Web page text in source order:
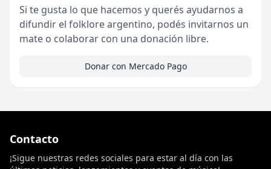
Si te gusta lo que hacemos y querés ayudarnos a
difundir el folklore argentino, podés invitarnos un
mate o colaborar con una donación libre.
Donar con Mercado Pago
Contacto
¡Sigue nuestras redes sociales para estar al día con las